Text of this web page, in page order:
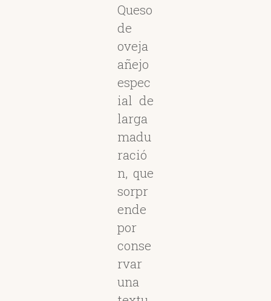
Queso
de
oveja
añejo
espec
ial de
larga
madu
ració
n, que
sorpr
ende
por
conse
rvar
una